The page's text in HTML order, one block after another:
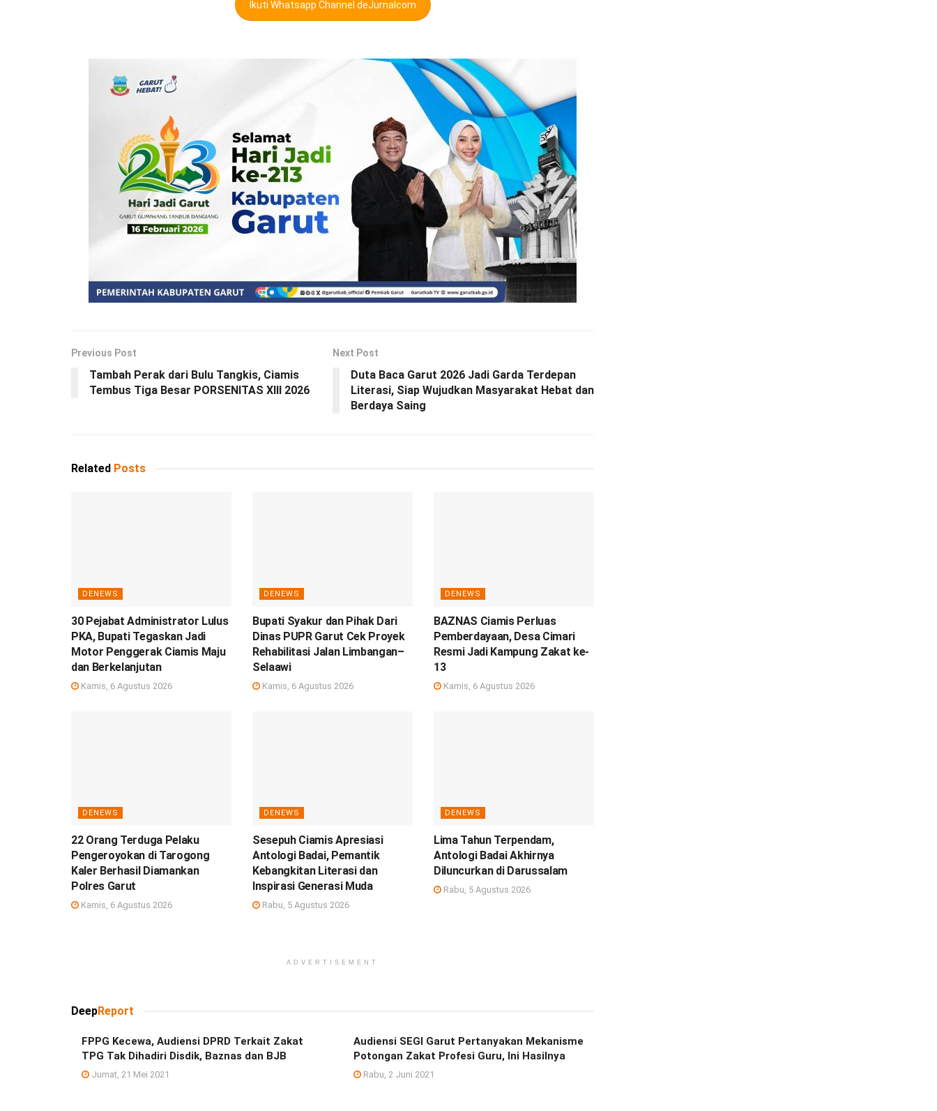
Ikuti Whatsapp Channel deJurnalcom
Previous Post
Tambah Perak dari Bulu Tangkis, Ciamis
Tembus Tiga Besar PORSENITAS XIII 2026
Next Post
Duta Baca Garut 2026 Jadi Garda Terdepan
Literasi, Siap Wujudkan Masyarakat Hebat dan
Berdaya Saing
Related Posts
DENEWS
30 Pejabat Administrator Lulus
PKA, Bupati Tegaskan Jadi
Motor Penggerak Ciamis Maju
dan Berkelanjutan
Kamis, 6 Agustus 2026
DENEWS
Bupati Syakur dan Pihak Dari
Dinas PUPR Garut Cek Proyek
Rehabilitasi Jalan Limbangan–
Selaawi
Kamis, 6 Agustus 2026
DENEWS
BAZNAS Ciamis Perluas
Pemberdayaan, Desa Cimari
Resmi Jadi Kampung Zakat ke-
13
Kamis, 6 Agustus 2026
DENEWS
22 Orang Terduga Pelaku
Pengeroyokan di Tarogong
Kaler Berhasil Diamankan
Polres Garut
Kamis, 6 Agustus 2026
DENEWS
Sesepuh Ciamis Apresiasi
Antologi Badai, Pemantik
Kebangkitan Literasi dan
Inspirasi Generasi Muda
Rabu, 5 Agustus 2026
DENEWS
Lima Tahun Terpendam,
Antologi Badai Akhirnya
Diluncurkan di Darussalam
Rabu, 5 Agustus 2026
ADVERTISEMENT
DeepReport
FPPG Kecewa, Audiensi DPRD Terkait Zakat
TPG Tak Dihadiri Disdik, Baznas dan BJB
Jumat, 21 Mei 2021
Audiensi SEGI Garut Pertanyakan Mekanisme
Potongan Zakat Profesi Guru, Ini Hasilnya
Rabu, 2 Juni 2021